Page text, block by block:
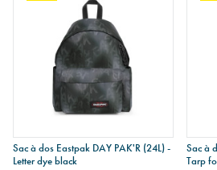
Sac à dos Eastpak DAY PAK'R (24L) -
Letter dye black
Sac à
Tarp